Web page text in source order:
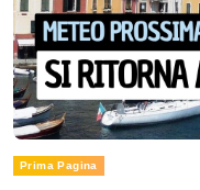
Prima Pagina